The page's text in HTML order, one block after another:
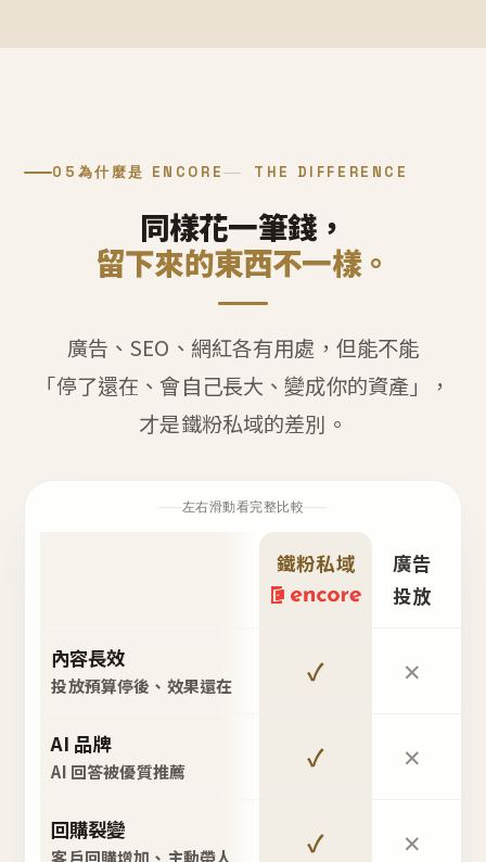
05 為什麼是 ENCORE THE DIFFERENCE
同樣花一筆錢，
留下來的東西不一樣。
廣告、SEO、網紅各有用處，但能不能
「停了還在、會自己長大、變成你的資產」，
才是鐵粉私域的差別。
左右滑動看完整比較
鐵粉私域
廣告
投放
內容長效
投放預算停後、效果還在 ✓ ✕
AI 品牌
AI 回答被優質推薦 ✓ ✕
回購裂變
客戶回購增加、主動帶人 ✓ ✕